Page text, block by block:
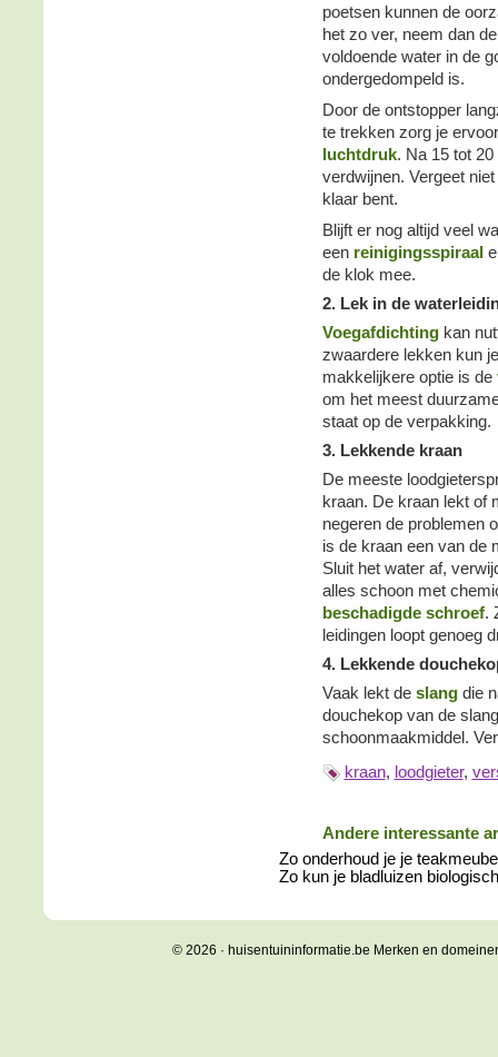
poetsen kunnen de
het zo ver, neem dan
voldoende water in de
ondergedompeld is.
Door de ontstopper
te trekken zorg je
luchtdruk. Na 15 tot
verdwijnen. Vergeet
klaar bent.
Blijft er nog altijd veel
een reinigingsspiraal
de klok mee.
2. Lek in de
Voegafdichting kan
zwaardere lekken kun
makkelijkere optie is de
om het meest
staat op de verpakking.
3. Lekkende kraan
De meeste
kraan. De kraan lekt of
negeren de problemen
is de kraan een van de
Sluit het water af,
alles schoon met
beschadigde schroef.
leidingen loopt genoeg
4. Lekkende
Vaak lekt de slang die
douchekop van de
schoonmaakmiddel.
kraan, loodgieter,
Andere interessante
Zo onderhoud je je
Zo kun je bladluizen
© 2026 · huisentuininformatie.be Merken en